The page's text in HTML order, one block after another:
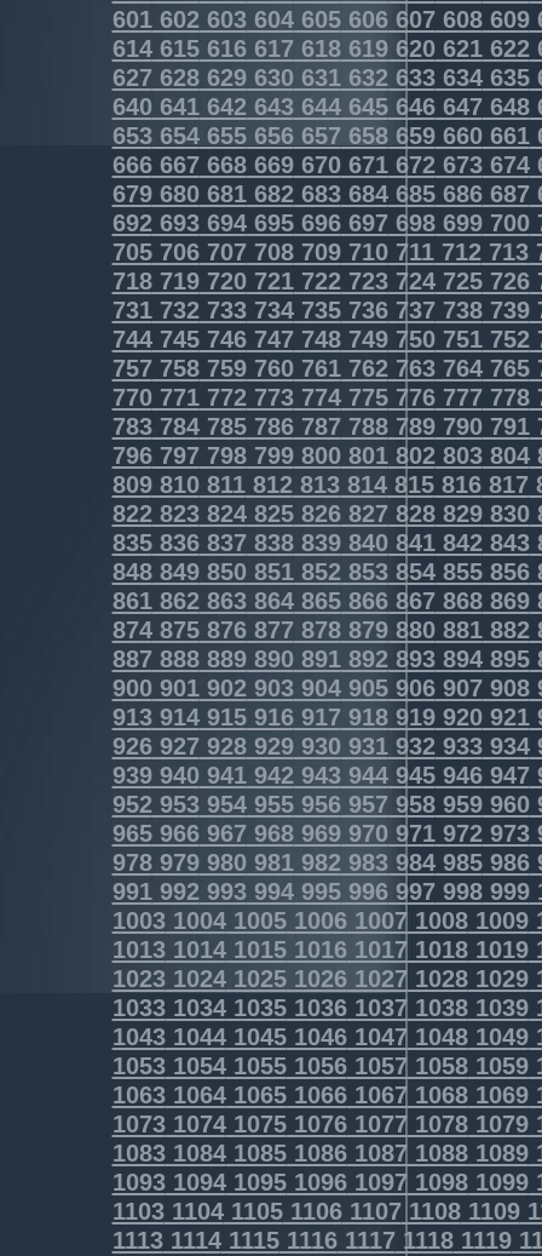
601602603604605606607608609
614615616617 618619620621622
627 628629630 631632633634635
640641642643644645646647648
653654655656657 658659660661
666667668669670671672673674
679680681682683684685686687
692693694695696697698699700
705706707708709710711712713
718719720721722723724725726
731732733734735736737738739
744745746747748749750751752
757758759760761762763764765
770771772773774775776777778
783784785786787788789790791
796797798799800801802803804
809810811812813814815816817
822823824825826827828829830
835836837838839840841842843
848849850851852853854855856
861862863864865866867868869
874875876877 878879880881882
887888889890891892893894895
900901902903904905906907908
913914915916917 918919920921
926927 928929930 931932933934
939940941942943944945946947
952953954955956957 958959960
965966967 968969970971972973
978979980981982983984985986
991992993994995996997998999
10031004100510061007 10081009
10131014101510161017 10181019
10231024102510261027 10281029
10331034103510361037 10381039
10431044104510461047 10481049
10531054105510561057 10581059
10631064106510661067 10681069
10731074107510761077 10781079
10831084108510861087 10881089
10931094109510961097 10981099
1103110411051106110711081109
1113111411151116111711181119